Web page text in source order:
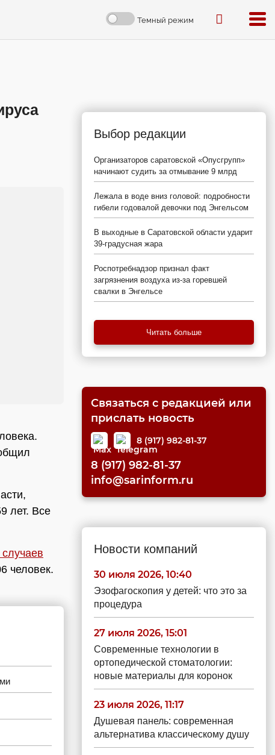
Темный режим
лет. Все
человек.
Выбор редакции
Организаторов саратовской «Опусгрупп»
начинают судить за отмывание 9 млрд
Лежала в воде вниз головой: подробности
гибели годовалой девочки под Энгельсом
В выходные в Саратовской области ударит
39-градусная жара
Роспотребнадзор признал факт
загрязнения воздуха из-за горевшей
свалки в Энгельсе
Читать больше
Связаться с редакцией или
прислать новость
8 (917) 982-81-37
8 (917) 982-81-37
info@sarinform.ru
Новости компаний
30 июля 2026, 10:40
Эзофагоскопия у детей: что это за
процедура
27 июля 2026, 15:01
Современные технологии в
ортопедической стоматологии:
новые материалы для коронок
23 июля 2026, 11:17
Душевая панель: современная
альтернатива классическому душу